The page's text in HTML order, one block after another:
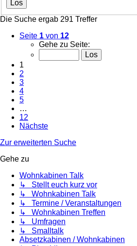
Die Suche ergab 291 Treffer
Seite 1 von 12
Gehe zu Seite:
1
2
3
4
5
…
12
Nächste
Zur erweiterten Suche
Gehe zu
Wohnkabinen Talk
↳ Stellt euch kurz vor
↳ Wohnkabinen Talk
↳ Termine / Veranstaltungen
↳ Wohnkabinen Treffen
↳ Umfragen
↳ Smalltalk
Absetzkabinen / Wohnkabinen